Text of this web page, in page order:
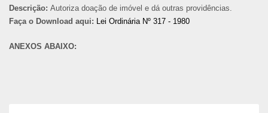
Descrição: Autoriza doação de imóvel e dá outras providências.
Faça o Download aqui: Lei Ordinária Nº 317 - 1980
ANEXOS ABAIXO: